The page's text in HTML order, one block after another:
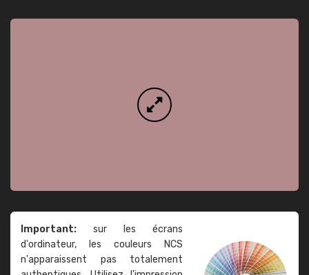
Important: sur les écrans
d'ordinateur, les couleurs NCS
n'apparaissent pas totalement